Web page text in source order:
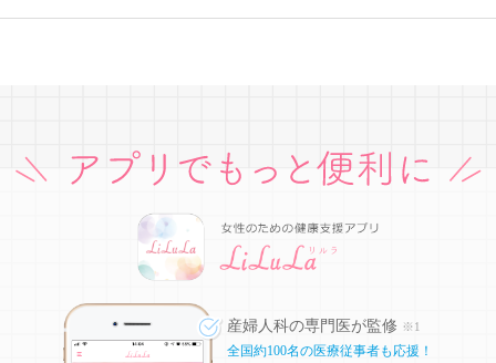
産婦人科の専門医が監修 ※1
全国約100名の医療従事者も応援！